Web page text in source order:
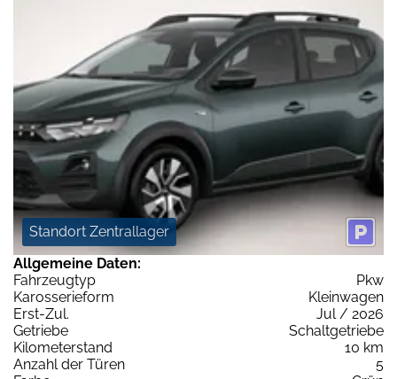
Standort Zentrallager
Allgemeine Daten:
Fahrzeugtyp
Pkw
Karosserieform
Kleinwagen
Erst-Zul.
Jul / 2026
Getriebe
Schaltgetriebe
Kilometerstand
10 km
Anzahl der Türen
5